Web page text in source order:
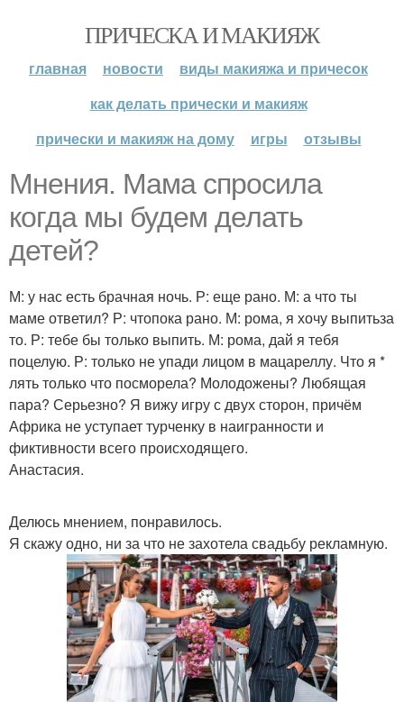
ПРИЧЕСКА И МАКИЯЖ
главная новости
виды макияжа и причесок
как делать прически и макияж
прически и макияж на дому
игры отзывы
Мнения. Мама спросила
когда мы будем делать
детей?
М: у нас есть брачная ночь. Р: еще рано. М: а что ты
маме ответил? Р: чтопока рано. М: рома, я хочу выпитьза
то. Р: тебе бы только выпить. М: рома, дай я тебя
поцелую. Р: только не упади лицом в мацареллу. Что я *
лять только что посморела? Молодожены? Любящая
пара? Серьезно? Я вижу игру с двух сторон, причём
Африка не уступает турченку в наигранности и
фиктивности всего происходящего.
Анастасия.
Делюсь мнением, понравилось.
Я скажу одно, ни за что не захотела свадьбу рекламную.